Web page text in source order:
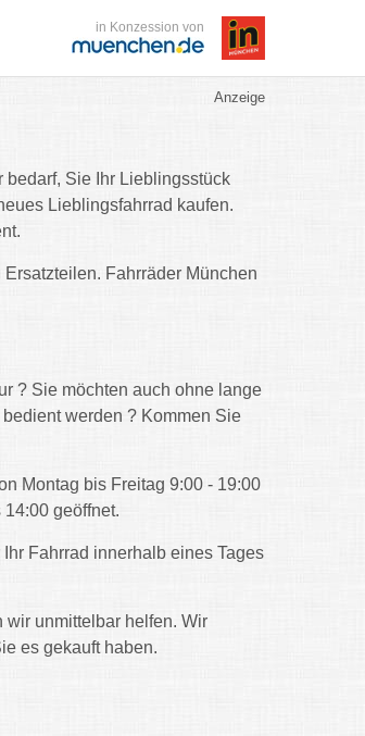
in Konzession von
Anzeige
bedarf, Sie Ihr Lieblingsstück
Lieblingsfahrrad kaufen.
Fahrräder München
? Sie möchten auch ohne lange
werden ? Kommen Sie
Montag bis Freitag 9:00 - 19:00
geöffnet.
Fahrrad innerhalb eines Tages
unmittelbar helfen. Wir
es gekauft haben.